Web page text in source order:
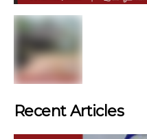
Recent Articles